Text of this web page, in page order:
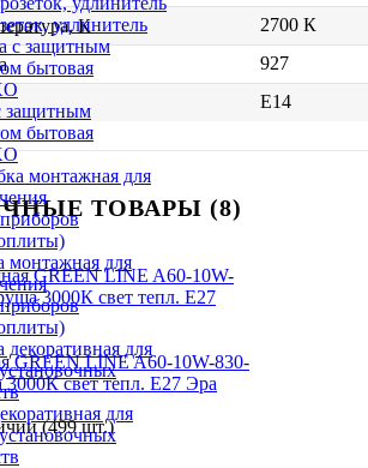
удлинитель
защитным
бытовая
монтажная для
для
К
2700 К
927
E14
ТОВАРЫ (8)
GREEN LINE A60-10W-830-
свет тепл. E27 Эра
(499 шт.)